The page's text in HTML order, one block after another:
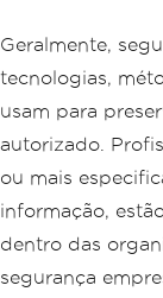
Geralmente,
tecnologias,
usam para
autorizado.
ou mais
informação,
dentro das
segurança